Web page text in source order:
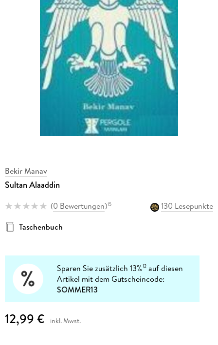
Bekir Manav
Sultan Alaaddin
(0 Bewertungen)15
130 Lesepunkte
Taschenbuch
Sparen Sie zusätzlich 13%12 auf diesen
Artikel mit dem Gutscheincode:
SOMMER13
12,99 € inkl. Mwst.